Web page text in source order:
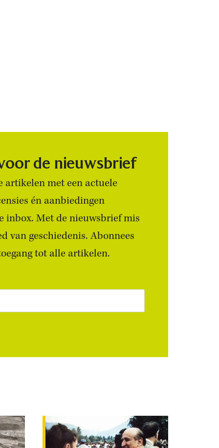
de nieuwsbrief
artikelen met een actuele
én aanbiedingen
inbox. Met de nieuwsbrief mis
van geschiedenis. Abonnees
tot alle artikelen.